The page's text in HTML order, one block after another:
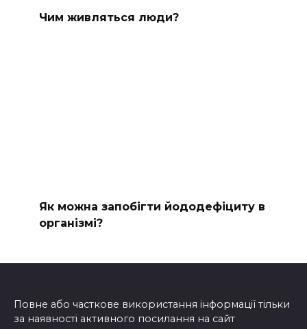
Чим живляться люди?
Як можна запобігти йододефіциту в
організмі?
Повне або часткове використання інформації тільки
за наявності активного посилання на сайт